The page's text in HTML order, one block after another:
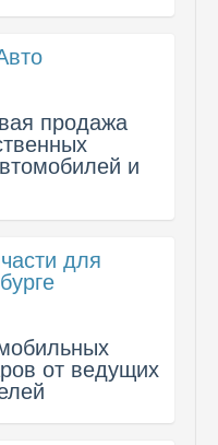
продажа
и
для
от ведущих